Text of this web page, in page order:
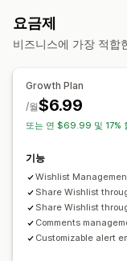
목록 관리
맞춤 설정
사용자 지정 브랜딩
요금제
비즈니스에 가장 적합
Growth Plan
$6.99
/월
또는 연 $69.99 및 17%
기능
Wishlist
Share Wishlist
Share Wishlist
Comments
Customizable alert